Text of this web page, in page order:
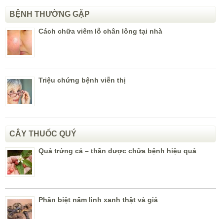
BỆNH THƯỜNG GẶP
Cách chữa viêm lỗ chân lông tại nhà
Triệu chứng bệnh viễn thị
CÂY THUỐC QUÝ
Quả trứng cá – thần dược chữa bệnh hiệu quả
Phân biệt nấm linh xanh thật và giả